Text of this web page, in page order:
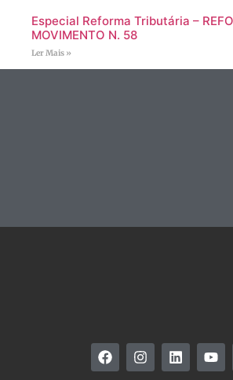
Especial Reforma Tributária –
MOVIMENTO N. 58
Ler Mais »